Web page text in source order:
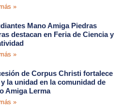
»
Mano Amiga Piedras
destacan en Feria de Ciencia y
»
de Corpus Christi fortalece
y la unidad en la comunidad de
Amiga Lerma
»